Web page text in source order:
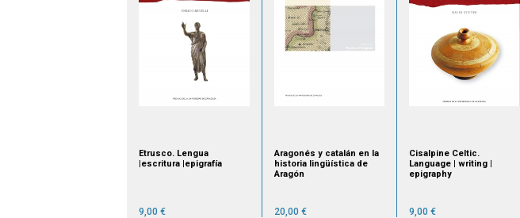
Etrusco. Lengua
|escritura |epigrafía
9,00 €
Aragonés y catalán en la
historia lingüística de
Aragón
20,00 €
Cisalpine Celtic.
Language | writing |
epigraphy
9,00 €